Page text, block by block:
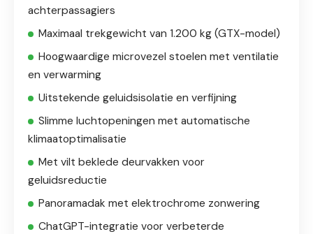
achterpassagiers
Maximaal trekgewicht van 1.200 kg (GTX-model)
Hoogwaardige microvezel stoelen met ventilatie
en verwarming
Uitstekende geluidsisolatie en verfijning
Slimme luchtopeningen met automatische
klimaatoptimalisatie
Met vilt beklede deurvakken voor
geluidsreductie
Panoramadak met elektrochrome zonwering
ChatGPT-integratie voor verbeterde